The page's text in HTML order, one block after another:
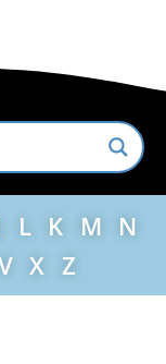
L K M N
X Z